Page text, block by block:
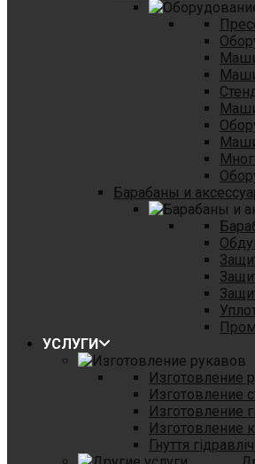
Барабаны и
УСЛУГИ
Изготовление
Изготовление
Изготовление
Изготовление
Гнуття